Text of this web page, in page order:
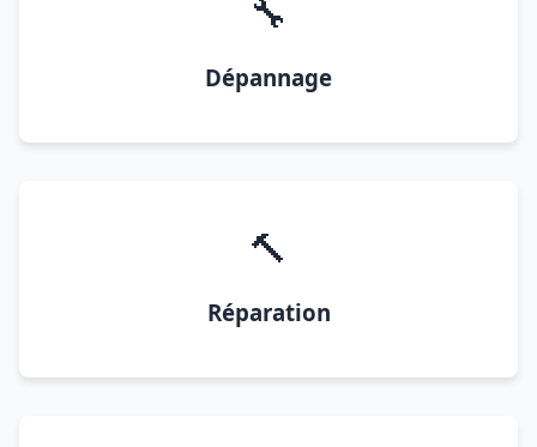
🔧
Dépannage
🔨
Réparation